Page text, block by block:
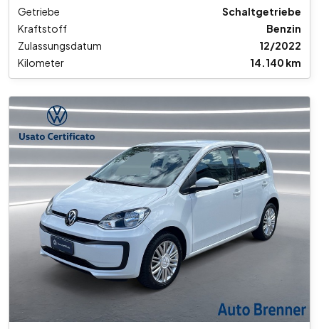
Getriebe
Schaltgetriebe
Kraftstoff
Benzin
Zulassungsdatum
12/2022
Kilometer
14.140 km